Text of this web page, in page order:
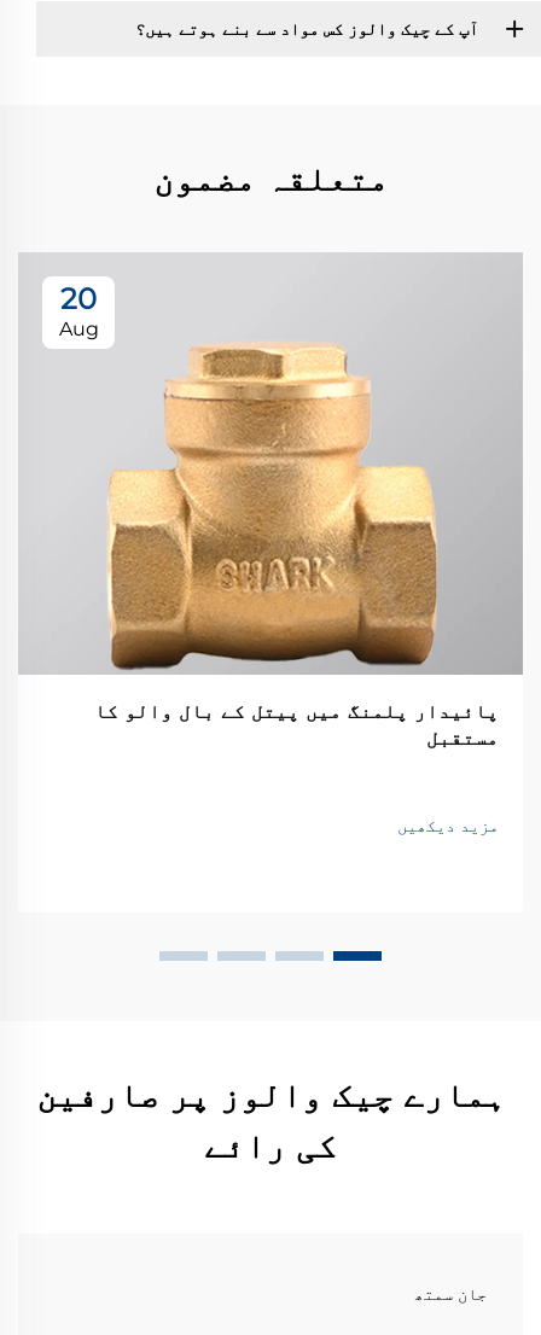
آپ کے چیک والوز کس مواد سے بنے ہوتے ہیں؟
متعلقہ مضمون
20
Aug
پائیدار پلمنگ میں پیتل کے بال والو کا
مستقبل
مزید دیکھیں
ہمارے چیک والوز پر صارفین
کی رائے
جان سمتھ